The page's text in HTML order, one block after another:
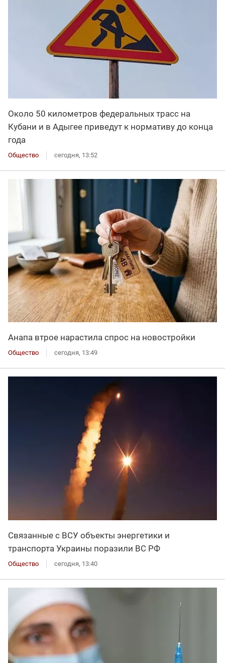
Около 50 километров федеральных трасс на
Кубани и в Адыгее приведут к нормативу до конца
года
Общество сегодня, 13:52
Анапа втрое нарастила спрос на новостройки
Общество сегодня, 13:49
Связанные с ВСУ объекты энергетики и
транспорта Украины поразили ВС РФ
Общество сегодня, 13:40